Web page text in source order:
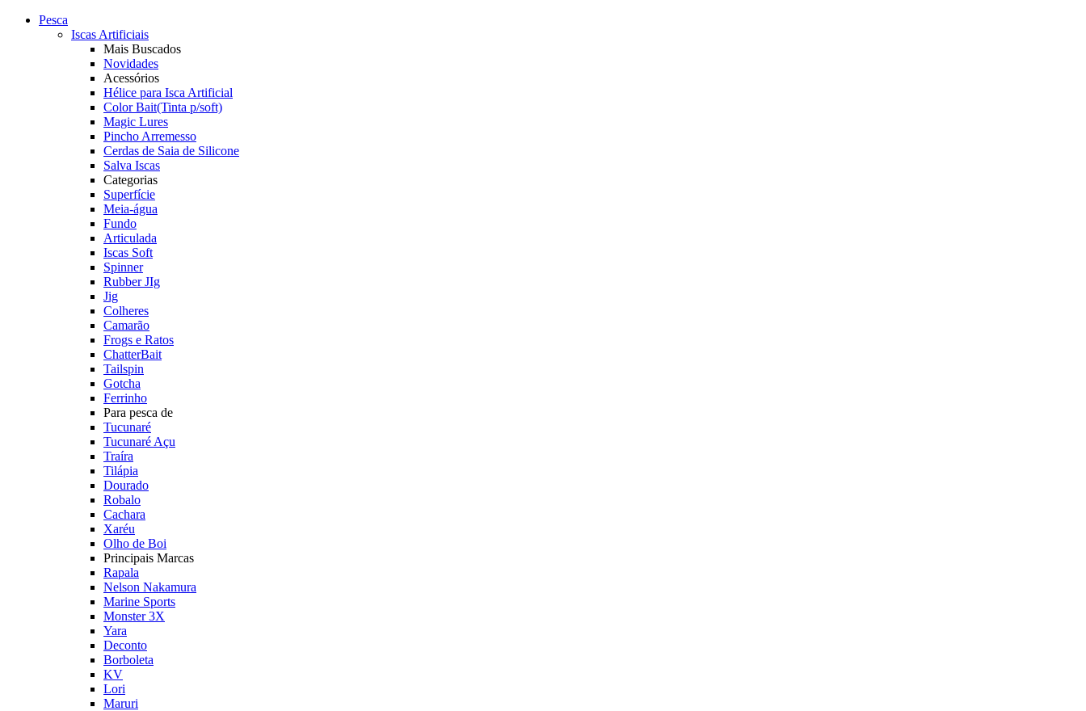
Pesca
Iscas Artificiais
Mais Buscados
Novidades
Acessórios
Hélice para Isca Artificial
Color Bait(Tinta p/soft)
Magic Lures
Pincho Arremesso
Cerdas de Saia de Silicone
Salva Iscas
Categorias
Superfície
Meia-água
Fundo
Articulada
Iscas Soft
Spinner
Rubber JIg
Jig
Colheres
Camarão
Frogs e Ratos
ChatterBait
Tailspin
Gotcha
Ferrinho
Para pesca de
Tucunaré
Tucunaré Açu
Traíra
Tilápia
Dourado
Robalo
Cachara
Xaréu
Olho de Boi
Principais Marcas
Rapala
Nelson Nakamura
Marine Sports
Monster 3X
Yara
Deconto
Borboleta
KV
Lori
Maruri